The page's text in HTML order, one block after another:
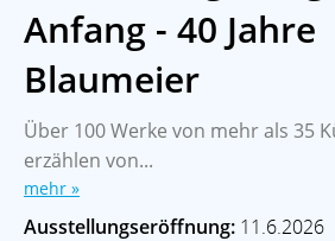
Anfang - 40 Jahre
Blaumeier
Über 100 Werke von mehr als 35
erzählen von...
mehr »
Ausstellungseröffnung: 11.6.2026